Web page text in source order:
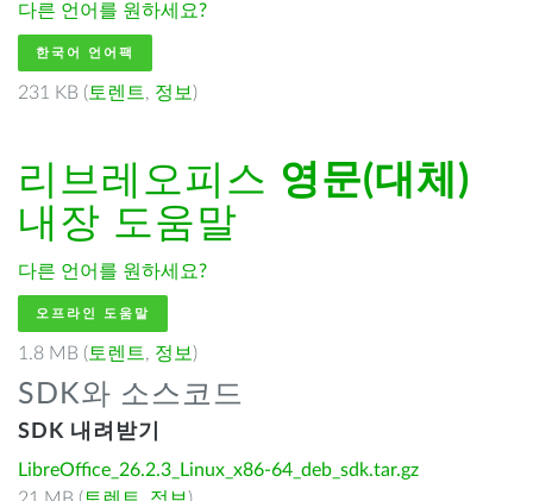
다른 언어를 원하세요?
한국어 언어팩
231 KB ( 토렌트, 정보 )
리브레오피스 영문(대체)
내장 도움말
다른 언어를 원하세요?
오프라인 도움말
1.8 MB ( 토렌트, 정보 )
SDK와 소스코드
SDK 내려받기
LibreOffice_26.2.3_Linux_x86-64_deb_sdk.tar.gz